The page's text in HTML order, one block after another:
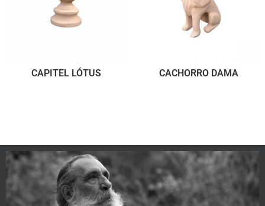
CAPITEL LÓTUS CACHORRO DAMA